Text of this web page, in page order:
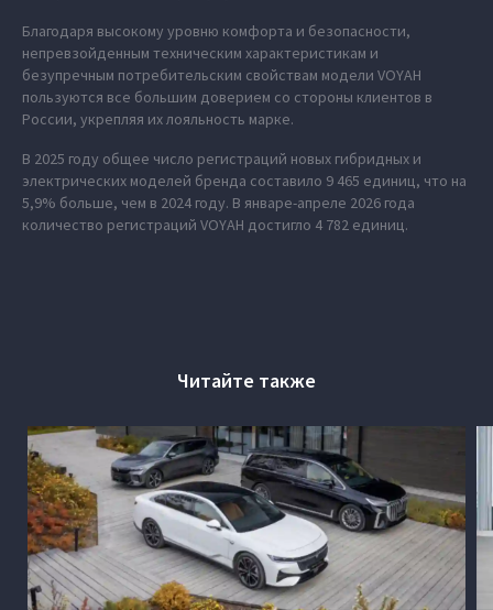
Благодаря высокому уровню комфорта и безопасности,
непревзойденным техническим характеристикам и
безупречным потребительским свойствам модели VOYAH
пользуются все большим доверием со стороны клиентов в
России, укрепляя их лояльность марке.
В 2025 году общее число регистраций новых гибридных и
электрических моделей бренда составило 9 465 единиц, что на
5,9% больше, чем в 2024 году. В январе-апреле 2026 года
количество регистраций VOYAH достигло 4 782 единиц.
Читайте также